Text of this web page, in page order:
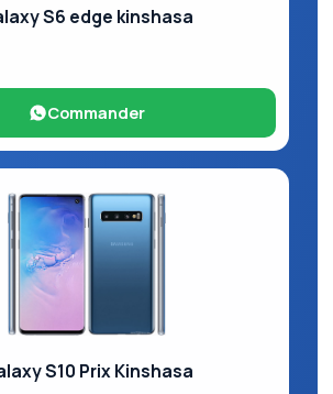
S6 edge kinshasa
Commander
S10 Prix Kinshasa